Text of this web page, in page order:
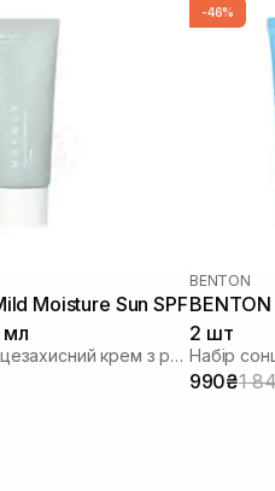
Moisture Sun SPF
мл
Зволожуючий сонцезахисний крем з рослинним скваланом
-46%
BENTON
2 шт
Набір
990₴1